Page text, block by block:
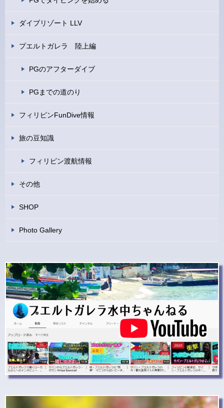
ダイブリゾート LLV
プエルトガレラ 陸上編
PGのアフターダイブ
PGまでの道のり
フィリピンFunDive情報
旅の豆知識
フィリピン渡航情報
その他
SHOP
Photo Gallery